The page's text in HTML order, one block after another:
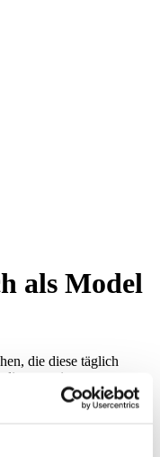
als Model
die diese täglich
trotz einer
ein Lymphödem)
wollen. Eine
Schönheitsideal!